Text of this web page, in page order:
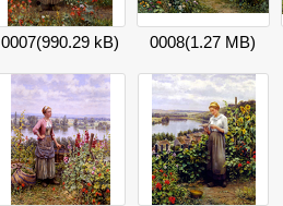
0007(990.29 kB) 0008(1.27 MB)